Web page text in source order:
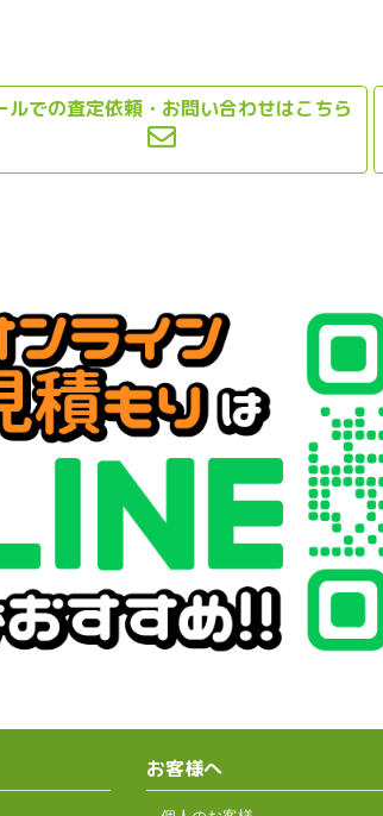
ルでの査定依頼・お問い合わせはこちら
お客様へ